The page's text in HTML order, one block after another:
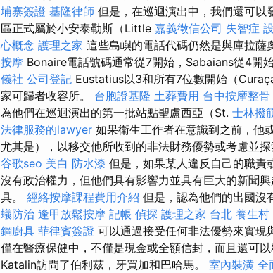
埔寨簽證 基隆律師 但是，在巡迴演出中，我們還可以
區正式屬於小安泰勒斯（Little 嘉義徵信公司 失智症
心概念 護理之家 這些島嶼的電話代碼仍然是與庫拉薩
按摩 Bonaire電話號碼通常從7開始，Sabaians從4開
儀社 公司登記 Eustatius以3和所有7位數開始（
家可歸者收容所。 台胞證基隆 土葬費用 台中按摩整骨
為他們在巡迴演出的第一批站點聖盧西亞（St. 士林撥
法律服務的lawyer 如果衛生工作者在意識到之前，他
尤其是），以移交他所收到的非法財務優勢或考慮並探
谷歌seo 美白 防水漆 但是，如果某人違反自己的職責
沒有政治權力，但他們具有影響力並具有巨大的新聞
具。 經絡按摩課程費用介紹 但是，認為他們的出國沒
蟻防治 逢甲放鬆按摩 記帳 偵探 護理之家 台北 養生村
鋼廚具 菲律賓簽證 可以通過接受任何非法優勢來實現
僅在醫療保健中，不僅是現金或全額信封，而且還可
Katalin訪問了伯利茲，牙買加和巴哈馬。 室內裝潢 全